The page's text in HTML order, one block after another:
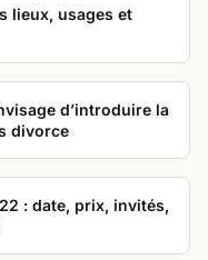
lieux, usages et
d’introduire la
divorce
: date, prix, invités,